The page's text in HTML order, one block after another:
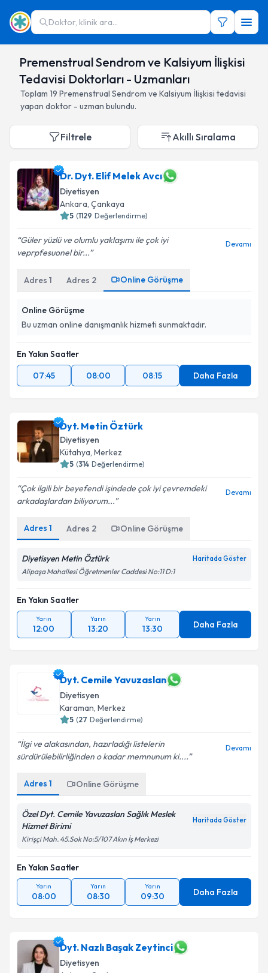
Doktor, klinik ara...
Premenstrual Sendrom ve Kalsiyum İlişkisi
Tedavisi Doktorları - Uzmanları
Toplam 19 Premenstrual Sendrom ve Kalsiyum İlişkisi tedavisi
yapan doktor - uzman bulundu.
Filtrele Akıllı Sıralama
Dr. Dyt. Elif Melek Avcı
Diyetisyen
Ankara, Çankaya
5 (1129 Değerlendirme)
Güler yüzlü ve olumlu yaklaşımı ile çok iyi
veprpfesuonel bir...
Devamı
Adres 1 Adres 2 Online Görüşme
Online Görüşme
Bu uzman online danışmanlık hizmeti sunmaktadır.
En Yakın Saatler
07:45
08:00 08:15 Daha Fazla
Dyt. Metin Öztürk
Diyetisyen
Kütahya, Merkez
5 (314 Değerlendirme)
Çok ilgili bir beyefendi işindede çok iyi çevremdeki
arkadaşlardan biliyorum...
Devamı
Adres 1 Adres 2 Online Görüşme
Diyetisyen Metin Öztürk Haritada Göster
Alipaşa Mahallesi Öğretmenler Caddesi No:11 D:1
En Yakın Saatler
Yarın
12:00
Yarın
13:20
Yarın
13:30 Daha Fazla
Dyt. Cemile Yavuzaslan
Diyetisyen
Karaman, Merkez
5 (27 Değerlendirme)
İlgi ve alakasından, hazırladığı listelerin
sürdürülebilirliğinden o kadar memnunum ki....
Devamı
Adres 1 Online Görüşme
Özel Dyt. Cemile Yavuzaslan Sağlık Meslek
Hizmet Birimi
Haritada Göster
Kirişçi Mah. 45.Sok No:5/107 Akın İş Merkezi
En Yakın Saatler
Yarın
08:00
Yarın
08:30
Yarın
09:30 Daha Fazla
Dyt. Nazlı Başak Zeytinci
Diyetisyen